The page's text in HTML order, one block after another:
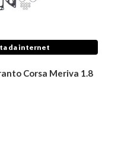
da internet
Corsa Meriva 1.8